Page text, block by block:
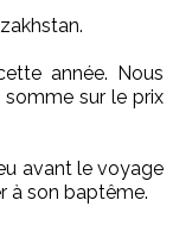
année. Nous
sur le prix
avant le voyage
à son baptême.